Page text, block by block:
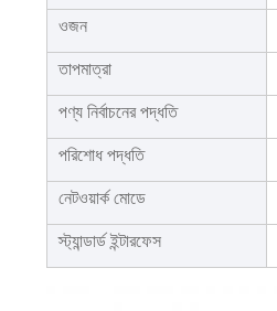
ওজন
তাপমাত্রা
পণ্য নির্বাচনের পদ্ধতি
পরিশোধ পদ্ধতি
নেটওয়ার্ক মোডে
স্ট্যান্ডার্ড ইন্টারফেস